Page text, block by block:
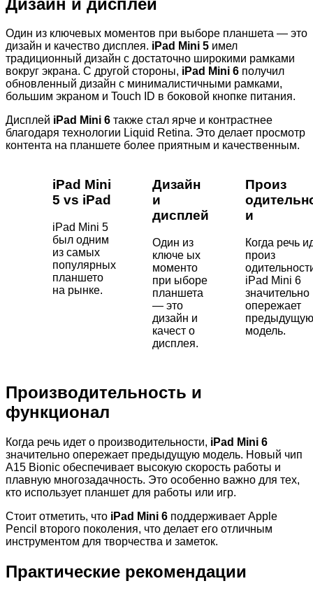
Один из ключевых моментов при выборе планшета — это
дизайн и качество дисплея. iPad Mini 5 имел
традиционный дизайн с достаточно широкими рамками
вокруг экрана. С другой стороны, iPad Mini 6 получил
обновленный дизайн с минималистичными рамками,
большим экраном и Touch ID в боковой кнопке питания.
Дисплей iPad Mini 6 также стал ярче и контрастнее
благодаря технологии Liquid Retina. Это делает просмотр
контента на планшете более приятным и качественным.
iPad Mini
5 vs iPad
iPad Mini 5
был одним
из самых
популярных
планшето
на рынке.
Дизайн
и
дисплей
Один из
ключе ых
моменто
при ыборе
планшета
— это
дизайн и
качест о
дисплея.
Произ
и
Когда речь
произ
iPad Mini 6
значительно
опережает
предыдущую
модель.
Производительность и
функционал
Когда речь идет о производительности, iPad Mini 6
значительно опережает предыдущую модель. Новый чип
A15 Bionic обеспечивает высокую скорость работы и
плавную многозадачность. Это особенно важно для тех,
кто использует планшет для работы или игр.
Стоит отметить, что iPad Mini 6 поддерживает Apple
Pencil второго поколения, что делает его отличным
инструментом для творчества и заметок.
Практические рекомендации